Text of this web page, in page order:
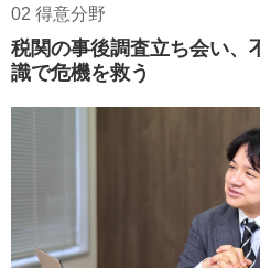
02 得意分野
税関の事後調査立ち会い、
識で危機を救う